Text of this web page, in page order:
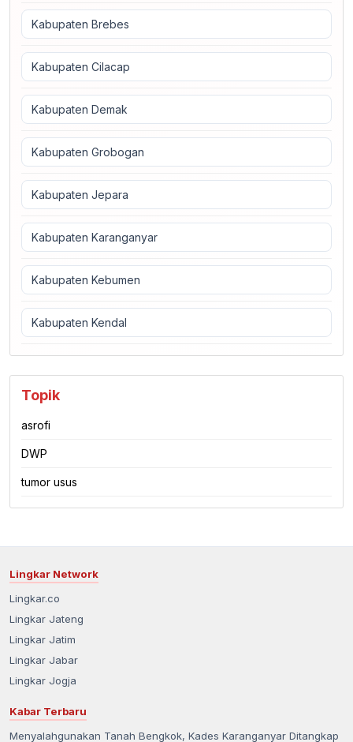
Kabupaten Brebes
Kabupaten Cilacap
Kabupaten Demak
Kabupaten Grobogan
Kabupaten Jepara
Kabupaten Karanganyar
Kabupaten Kebumen
Kabupaten Kendal
Topik
asrofi
DWP
tumor usus
Lingkar Network
Lingkar.co
Lingkar Jateng
Lingkar Jatim
Lingkar Jabar
Lingkar Jogja
Kabar Terbaru
Menyalahgunakan Tanah Bengkok, Kades Karanganyar Ditangkap